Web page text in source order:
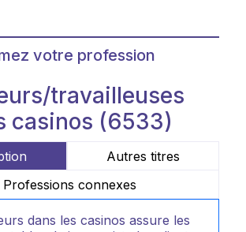
votre profession
travailleuses
casinos (6533)
Autres titres
Professions connexes
dans les casinos assure les